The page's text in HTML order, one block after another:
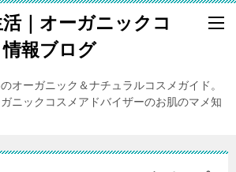
｜オーガニックコ
報ブログ
オーガニック＆ナチュラルコスメガイド。
ニックコスメアドバイザーのお肌のマメ知